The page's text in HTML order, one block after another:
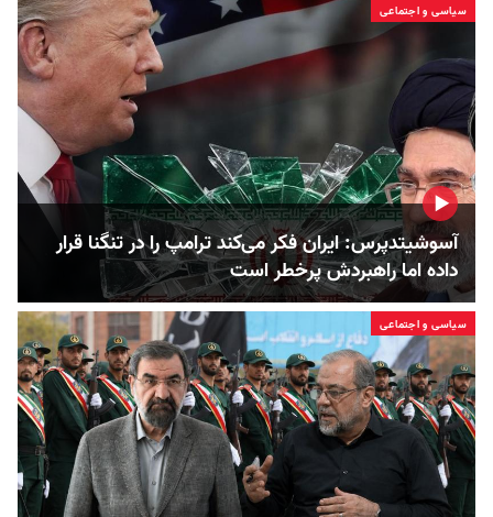
سیاسی و اجتماعی
آسوشیتدپرس: ایران فکر می‌کند ترامپ را در تنگنا قرار
داده‌ اما راهبردش پرخطر است
سیاسی و اجتماعی